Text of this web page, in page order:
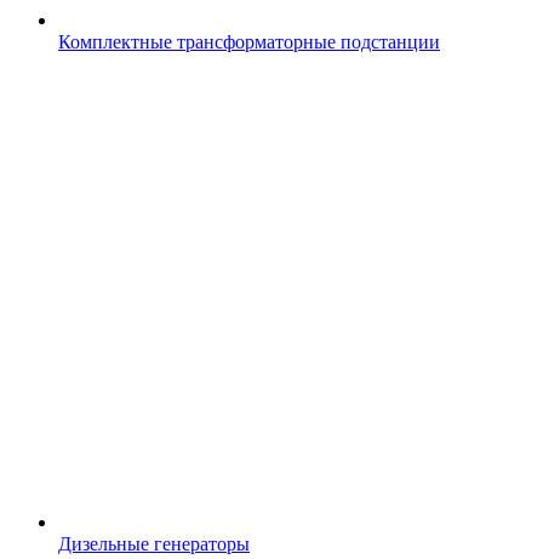
Комплектные трансформаторные подстанции
Дизельные генераторы